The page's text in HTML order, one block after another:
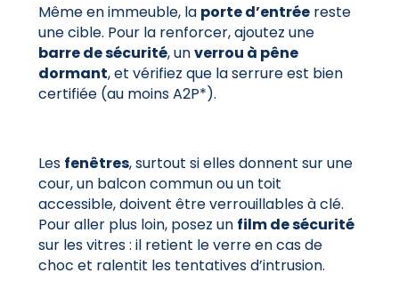
Même en immeuble, la porte d’entréereste
une cible. Pour la renforcer, ajoutez une
barre de sécurité, unverrou à pêne
dormant, et vérifiez que la serrure est bien
certifiée (au moins A2P*).
Les fenêtres, surtout si elles donnent sur une
cour, un balcon commun ou un toit
accessible, doivent être verrouillables à clé.
Pour aller plus loin, posez un film de sécurité
sur les vitres : il retient le verre en cas de
choc et ralentit les tentatives d’intrusion.